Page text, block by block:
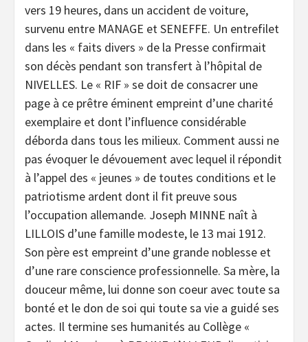
vers 19 heures, dans un accident de voiture,
survenu entre MANAGE et SENEFFE. Un entrefilet
dans les « faits divers » de la Presse confirmait
son décès pendant son transfert à l’hôpital de
NIVELLES. Le « RIF » se doit de consacrer une
page à ce prêtre éminent empreint d’une charité
exemplaire et dont l’influence considérable
déborda dans tous les milieux. Comment aussi ne
pas évoquer le dévouement avec lequel il répondit
à l’appel des « jeunes » de toutes conditions et le
patriotisme ardent dont il fit preuve sous
l’occupation allemande. Joseph MINNE naît à
LILLOIS d’une famille modeste, le 13 mai 1912.
Son père est empreint d’une grande noblesse et
d’une rare conscience professionnelle. Sa mère, la
douceur même, lui donne son coeur avec toute sa
bonté et le don de soi qui toute sa vie a guidé ses
actes. Il termine ses humanités au Collège «